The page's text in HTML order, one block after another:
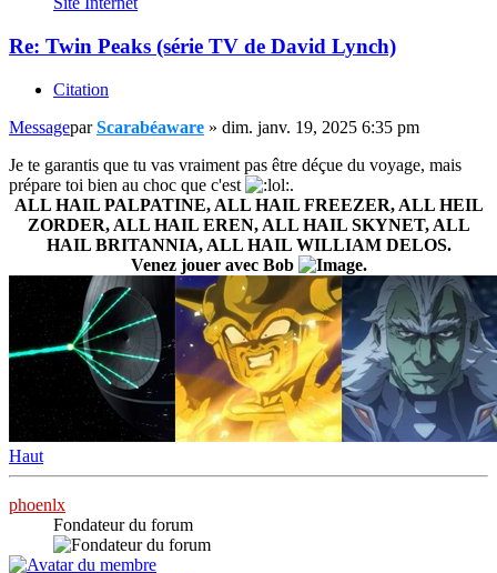
Re: Twin Peaks (série TV de David Lynch)
Citation
MessageparScarabéaware » dim. janv. 19, 2025 6:35 pm
Je te garantis que tu vas vraiment pas être déçue du voyage, mais
prépare toi bien au choc que c'est
.
ALL HAIL PALPATINE, ALL HAIL FREEZER, ALL HEIL
ZORDER, ALL HAIL EREN, ALL HAIL SKYNET, ALL
HAIL BRITANNIA, ALL HAIL WILLIAM DELOS.
Venez jouer avec Bob
.
Haut
phoenlx
Fondateur du forum